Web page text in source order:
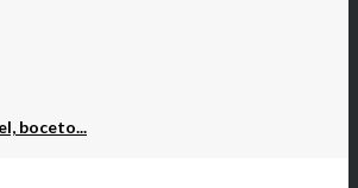
boceto...